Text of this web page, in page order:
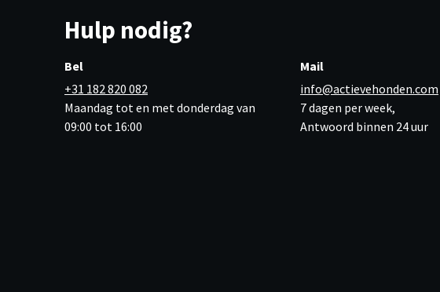
Hulp nodig?
Bel
+31 182 820 082
Maandag tot en met donderdag van
09:00 tot 16:00
Mail
info@actievehonden.com
7 dagen per week,
Antwoord binnen 24 uur